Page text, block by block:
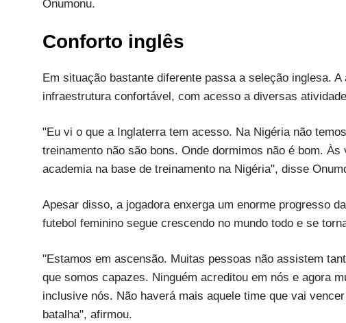
Onumonu.
Conforto inglês
Em situação bastante diferente passa a seleção inglesa.
infraestrutura confortável, com acesso a diversas
"Eu vi o que a Inglaterra tem acesso. Na Nigéria não
treinamento não são bons. Onde dormimos não é bom.
academia na base de treinamento na Nigéria", disse
Apesar disso, a jogadora enxerga um enorme progresso
futebol feminino segue crescendo no mundo todo e se
"Estamos em ascensão. Muitas pessoas não assistem
que somos capazes. Ninguém acreditou em nós e agora
inclusive nós. Não haverá mais aquele time que vai
batalha", afirmou.